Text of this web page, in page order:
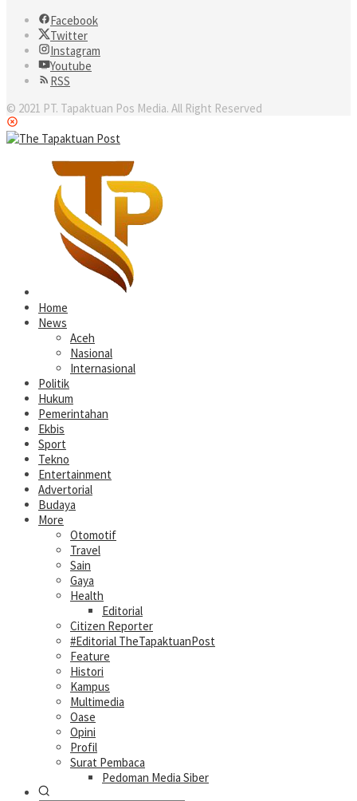
Facebook
Twitter
Instagram
Youtube
RSS
© 2021 PT. Tapaktuan Pos Media. All Right Reserved
Home
News
Aceh
Nasional
Internasional
Politik
Hukum
Pemerintahan
Ekbis
Sport
Tekno
Entertainment
Advertorial
Budaya
More
Otomotif
Travel
Sain
Gaya
Health
Editorial
Citizen Reporter
#Editorial TheTapaktuanPost
Feature
Histori
Kampus
Multimedia
Oase
Opini
Profil
Surat Pembaca
Pedoman Media Siber